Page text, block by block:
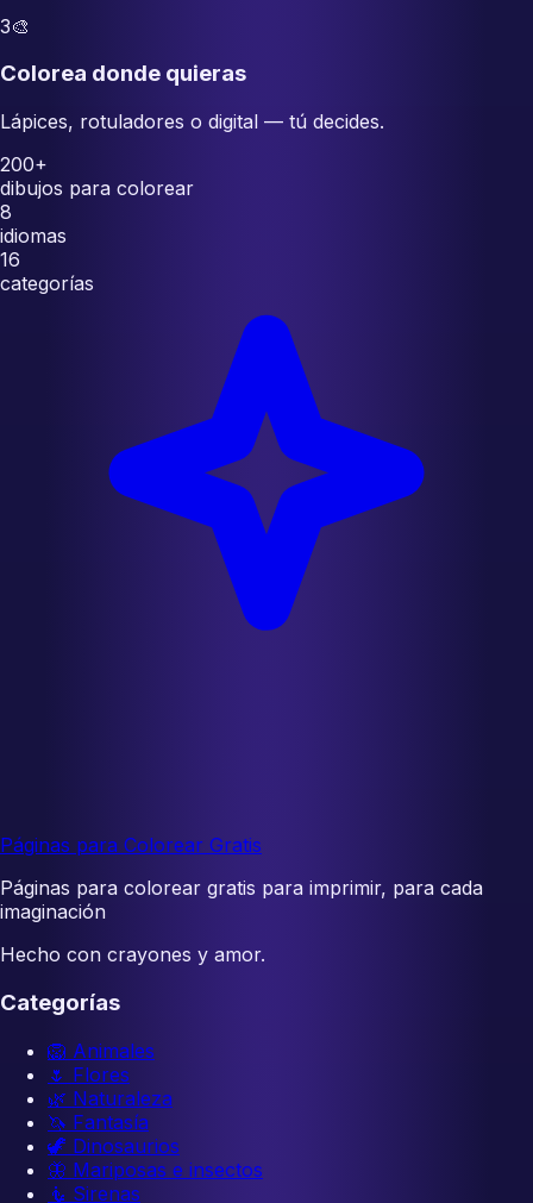
3🎨
Colorea donde quieras
Lápices, rotuladores o digital — tú decides.
200+
dibujos para colorear
8
idiomas
16
categorías
Páginas para Colorear Gratis
Páginas para colorear gratis para imprimir, para cada
imaginación
Hecho con crayones y amor.
Categorías
🦁 Animales
🌷 Flores
🌿 Naturaleza
🦄 Fantasía
🦖 Dinosaurios
🦋 Mariposas e insectos
🧜 Sirenas